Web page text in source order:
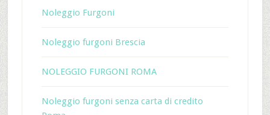
Noleggio Furgoni
Noleggio furgoni Brescia
NOLEGGIO FURGONI ROMA
Noleggio furgoni senza carta di credito